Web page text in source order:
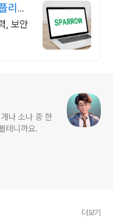
리케
, 보안
나 소나 중 한
테니까요.
더보기